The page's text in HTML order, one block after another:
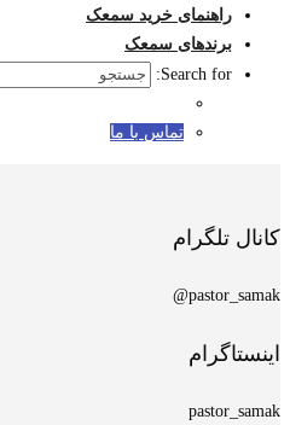
راهنمای خرید سمعک
برندهای سمعک
Search for:
تماس با ما
کانال تلگرام
pastor_samak@
اینستاگرام
pastor_samak